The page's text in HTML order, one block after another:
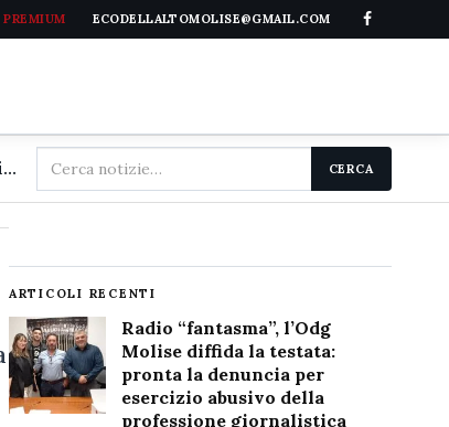
ECODELLALTOMOLISE@GMAIL.COM
Radio "fantasma", l'Odg Molise diffida la testata: pronta la denuncia per esercizio abusivo della professione giornalistica
Cerca
nel
CERCA
ARTICOLI RECENTI
Radio “fantasma”, l’Odg
Molise diffida la testata:
pronta la denuncia per
esercizio abusivo della
professione giornalistica